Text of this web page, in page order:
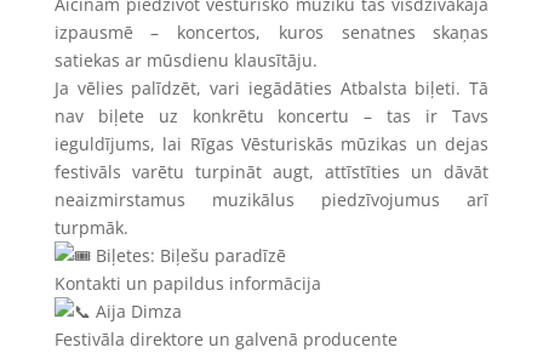
izpausmē – koncertos, kuros senatnes skaņas
satiekas ar mūsdienu klausītāju.
Ja vēlies palīdzēt, vari iegādāties Atbalsta biļeti. Tā
nav biļete uz konkrētu koncertu – tas ir Tavs
ieguldījums, lai Rīgas Vēsturiskās mūzikas un dejas
festivāls varētu turpināt augt, attīstīties un dāvāt
neaizmirstamus muzikālus piedzīvojumus arī
turpmāk.
Biļetes: Biļešu paradīzē
Kontakti un papildus informācija
Aija Dimza
Festivāla direktore un galvenā producente